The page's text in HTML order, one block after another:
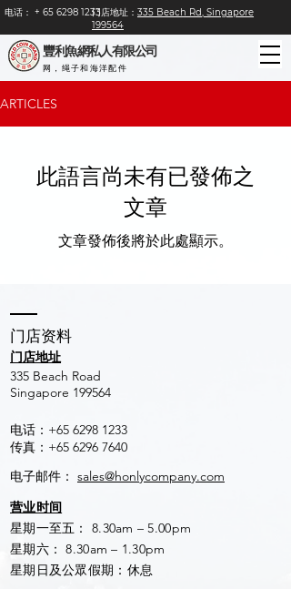
豐利魚網私人有限公司
网，绳子和海洋配件
电话： + 65 6298 1233门店地址： 335 Beach Rd, Singapore
199564
ARTICLES
此語言尚未有已發佈之
文章
文章發佈後將於此處顯示。
​门店资料
门店地址
​335 Beach Road
Singapore 199564
电话：+65 6298 1233
传真：+65 6296 7640
电子邮件： sales@honlycompany.com
营业时间
星期一至五： 8.30am – 5.00pm
星期六： 8.30am – 1.30pm
星期日及公眾假期：休息